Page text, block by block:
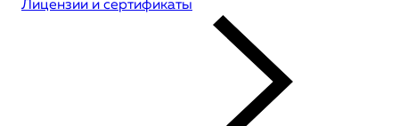
Лицензии и сертификаты